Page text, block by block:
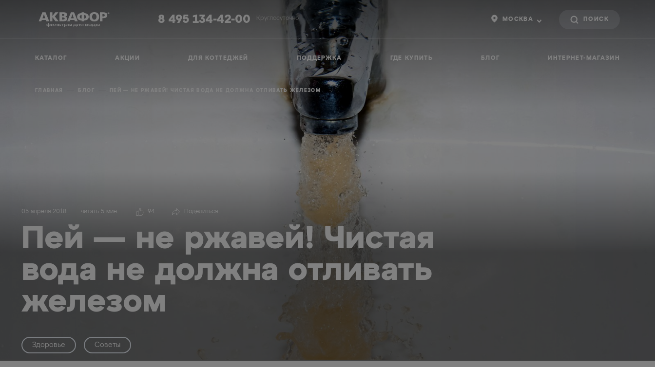
8 495 134-42-00 Круглосуточно МОСКВА
КАТАЛОГ АКЦИИ ДЛЯ КОТТЕДЖЕЙ ПОДДЕРЖКА ГДЕ КУПИТЬ БЛОГ ИНТЕРНЕТ-МАГАЗИН
ГЛАВНАЯ БЛОГ ПЕЙ — НЕ РЖАВЕЙ! ЧИСТАЯ ВОДА НЕ ДОЛЖНА ОТЛИВАТЬ ЖЕЛЕЗОМ
05 апреля 2018 читать 5 мин. 94 Поделиться
Пей — не ржавей! Чистая
вода не должна отливать
железом
Здоровье Советы